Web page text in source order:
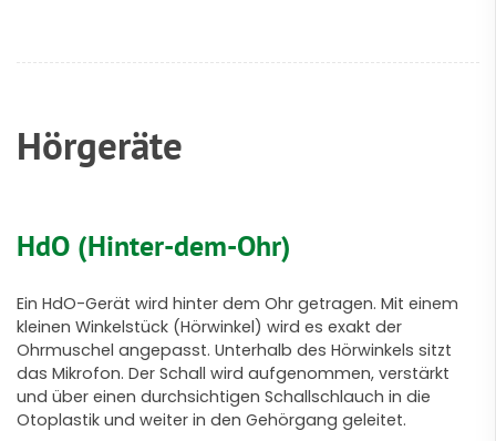
Hörgeräte
HdO (Hinter-dem-Ohr)
Ein HdO-Gerät wird hinter dem Ohr getragen. Mit einem
kleinen Winkelstück (Hörwinkel) wird es exakt der
Ohrmuschel angepasst. Unterhalb des Hörwinkels sitzt
das Mikrofon. Der Schall wird aufgenommen, verstärkt
und über einen durchsichtigen Schallschlauch in die
Otoplastik und weiter in den Gehörgang geleitet.